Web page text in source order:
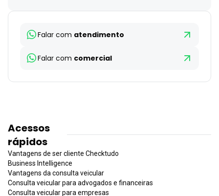
Falar com atendimento
Falar com comercial
Acessos
rápidos
Vantagens de ser cliente Checktudo
Business Intelligence
Vantagens da consulta veicular
Consulta veicular para advogados e financeiras
Consulta veicular para empresas